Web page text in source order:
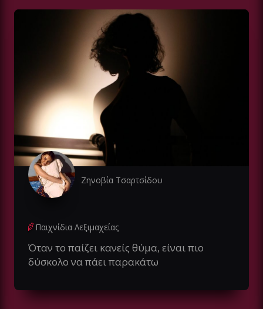
Ζηνοβία Τσαρτσίδου
Παιχνίδια Λεξιμαχείας
Όταν το παίζει κανείς θύμα, είναι πιο
δύσκολο να πάει παρακάτω